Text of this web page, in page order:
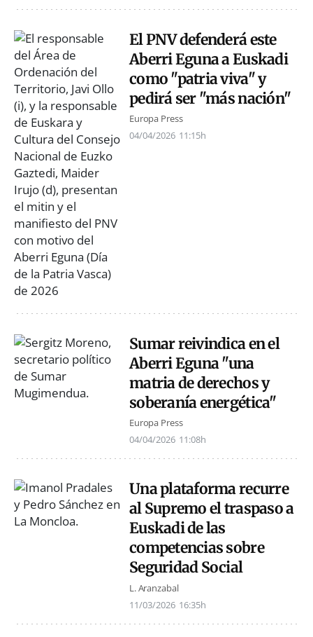
El PNV defenderá este
Aberri Eguna a Euskadi
como "patria viva" y
pedirá ser "más nación"
Europa Press
04/04/2026 11:15h
Sumar reivindica en el
Aberri Eguna "una
matria de derechos y
soberanía energética"
Europa Press
04/04/2026 11:08h
Una plataforma recurre
al Supremo el traspaso a
Euskadi de las
competencias sobre
Seguridad Social
L. Aranzabal
11/03/2026 16:35h